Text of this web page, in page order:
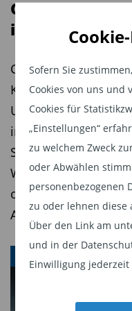
Sofern Sie
Cookies von uns und
Cookies für
„Einstellungen“
zu welchem Zweck
oder Abwählen
personenbezogenen
zu oder lehnen diese
Über den Link am
und in der
Einwilligung
Informieren Sie
regelmäßig über die
Dazu gibt es
Fondsbranche.
Weitere
aufFundResearch
Experten Rede und
Entwicklungen an
Investment-
Gewinn:
ist als Timing
Covid-Crash,
Krisen in den
Und dennoch hat
in diesem Zeitraum
Sondern ein
Wer sich von
oft das Wesentliche:
Aufbau eines